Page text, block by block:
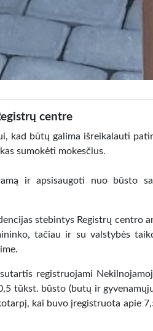
centre
kad būtų galima išreikalauti
sumokėti mokesčius.
ir apsisaugoti nuo būsto
stebintys Registrų centro
tačiau ir su valstybės
registruojami
tūkst. būsto (butų ir
kai buvo įregistruota apie